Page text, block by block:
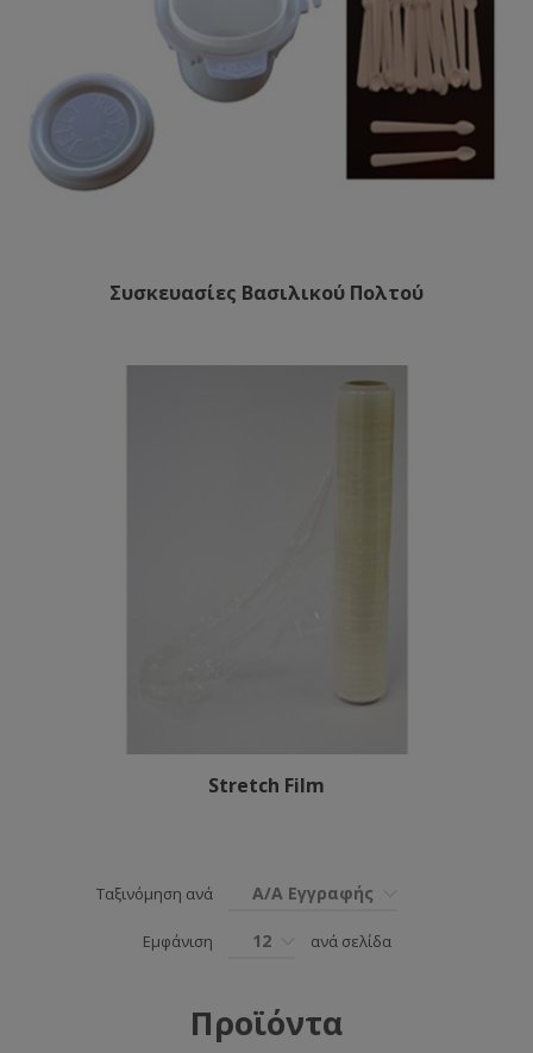
Συσκευασίες Βασιλικού Πολτού
Stretch Film
Ταξινόμηση ανά Α/Α Εγγραφής
Εμφάνιση 12 ανά σελίδα
Προϊόντα